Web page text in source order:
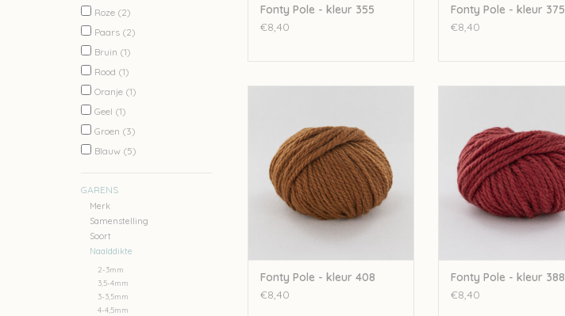
Roze (2)
Paars (2)
Bruin (1)
Rood (1)
Oranje (1)
Geel (1)
Groen (3)
Blauw (5)
GARENS
Merk
Samenstelling
Soort
Naalddikte
2-3mm
3,5-4mm
3-3,5mm
4-4,5mm
Fonty Pole - kleur 355
€8,40
Fonty Pole - kleur 375
€8,40
Fonty Pole - kleur 408
€8,40
Fonty Pole - kleur 388
€8,40